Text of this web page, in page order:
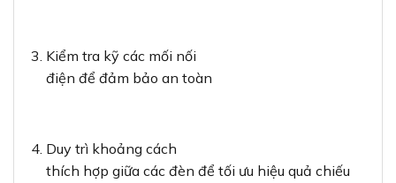
Kiểm tra kỹ các mối nối
điện để đảm bảo an toàn
Duy trì khoảng cách
thích hợp giữa các đèn để tối ưu hiệu quả chiếu